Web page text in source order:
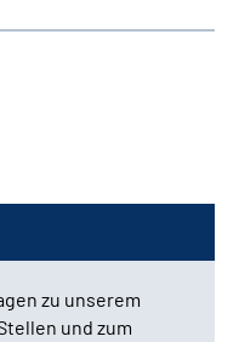
zu unserem
und zum